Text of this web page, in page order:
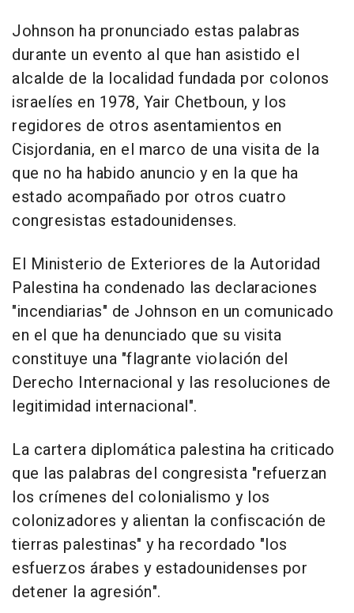
Johnson ha pronunciado estas palabras
durante un evento al que han asistido el
alcalde de la localidad fundada por colonos
israelíes en 1978, Yair Chetboun, y los
regidores de otros asentamientos en
Cisjordania, en el marco de una visita de la
que no ha habido anuncio y en la que ha
estado acompañado por otros cuatro
congresistas estadounidenses.
El Ministerio de Exteriores de la Autoridad
Palestina ha condenado las declaraciones
"incendiarias" de Johnson en un comunicado
en el que ha denunciado que su visita
constituye una "flagrante violación del
Derecho Internacional y las resoluciones de
legitimidad internacional".
La cartera diplomática palestina ha criticado
que las palabras del congresista "refuerzan
los crímenes del colonialismo y los
colonizadores y alientan la confiscación de
tierras palestinas" y ha recordado "los
esfuerzos árabes y estadounidenses por
detener la agresión".